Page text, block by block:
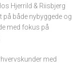
Hjerrild & Riisbjerg
både nybyggede og
med fokus på
med